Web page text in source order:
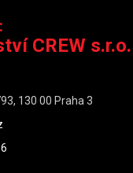
CREW s.r.o.
130 00 Praha 3